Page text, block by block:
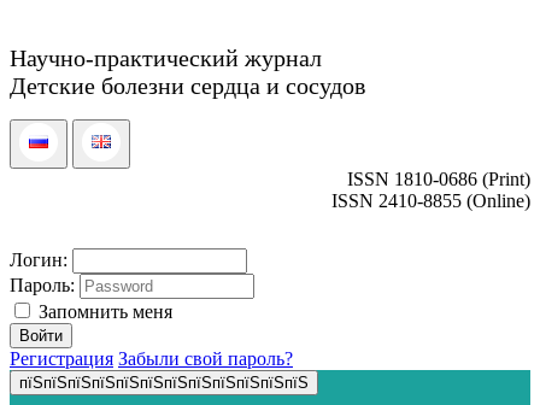
Научно-практический журнал
Детские болезни сердца и сосудов
ISSN 1810-0686 (Print)
ISSN 2410-8855 (Online)
Логин:
Пароль:
Запомнить меня
Регистрация Забыли свой пароль?
пїЅпїЅпїЅпїЅпїЅпїЅпїЅпїЅпїЅпїЅпїЅпїЅ